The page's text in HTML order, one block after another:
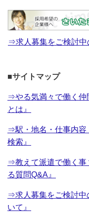
⇒求人募集をご検討中
■サイトマップ
⇒やる気満々で働く仲
とは』
⇒駅・地名・仕事内容
検索』
⇒教えて派遣で働く事
る質問Q&A』
⇒求人募集をご検討中
いて』